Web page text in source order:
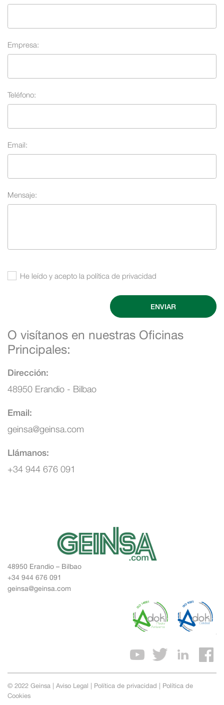
Empresa:
Teléfono:
Email:
Mensaje:
He leído y acepto la política de privacidad
ENVIAR
O visítanos en nuestras Oficinas
Principales:
Dirección:
48950 Erandio - Bilbao
Email:
geinsa@geinsa.com
Llámanos:
+34 944 676 091
48950 Erandio – Bilbao
+34 944 676 091
geinsa@geinsa.com
© 2022 Geinsa | Aviso Legal | Política de privacidad | Política de
Cookies